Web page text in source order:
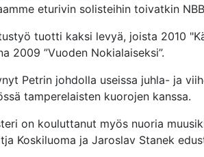
eturivin solisteihin toivatkin
tuotti kaksi levyä, joista 2010
2009 ”Vuoden Nokialaiseksi”.
Petrin johdolla useissa juhla- ja
tamperelaisten kuorojen kanssa.
on kouluttanut myös nuoria
Koskiluoma ja Jaroslav Stanek